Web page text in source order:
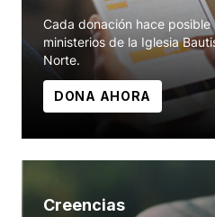
Cada donación hace posible
ministerios de la Iglesia
Norte.
DONA AHORA
Creencias